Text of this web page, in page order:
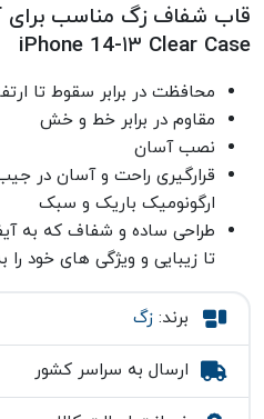
iPhone 14-۱۳ Clear Case
محافظت در برابر سقوط تا ارتفاع 4.2 فوت (1.5
مقاوم در برابر خط و خش
نصب آسان
قرارگیری راحت و آسان در
ارگونومیک باریک و سبک
طراحی ساده و شفاف که به
تا زیبایی و ویژگی های خود
برند: زگ
ارسال به سراسر کشور